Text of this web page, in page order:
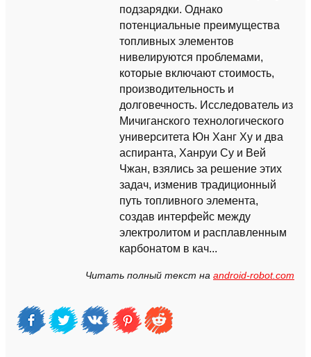
подзарядки. Однако
потенциальные преимущества
топливных элементов
нивелируются проблемами,
которые включают стоимость,
производительность и
долговечность. Исследователь из
Мичиганского технологического
университета Юн Ханг Ху и два
аспиранта, Ханруи Су и Вей
Чжан, взялись за решение этих
задач, изменив традиционный
путь топливного элемента,
создав интерфейс между
электролитом и расплавленным
карбонатом в кач...
Читать полный текст на android-robot.com